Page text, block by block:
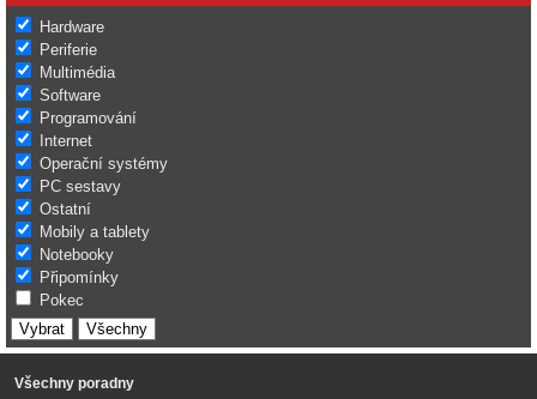
Hardware
Periferie
Multimédia
Software
Programování
Internet
Operační systémy
PC sestavy
Ostatní
Mobily a tablety
Notebooky
Připomínky
Pokec
Všechny poradny